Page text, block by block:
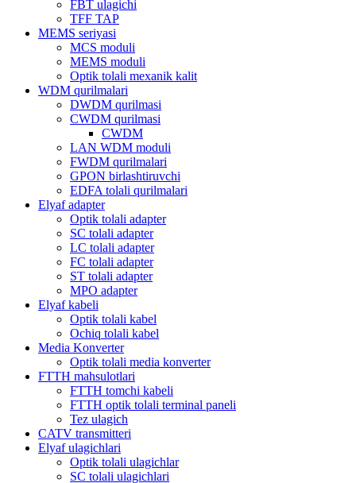
FBT ulagichi
TFF TAP
MEMS seriyasi
MCS moduli
MEMS moduli
Optik tolali mexanik kalit
WDM qurilmalari
DWDM qurilmasi
CWDM qurilmasi
CWDM
LAN WDM moduli
FWDM qurilmalari
GPON birlashtiruvchi
EDFA tolali qurilmalari
Elyaf adapter
Optik tolali adapter
SC tolali adapter
LC tolali adapter
FC tolali adapter
ST tolali adapter
MPO adapter
Elyaf kabeli
Optik tolali kabel
Ochiq tolali kabel
Media Konverter
Optik tolali media konverter
FTTH mahsulotlari
FTTH tomchi kabeli
FTTH optik tolali terminal paneli
Tez ulagich
CATV transmitteri
Elyaf ulagichlari
Optik tolali ulagichlar
SC tolali ulagichlari